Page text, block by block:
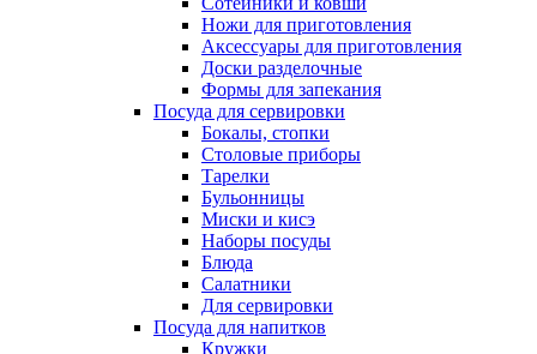
Ножи для приготовления
Аксессуары для приготовления
Доски разделочные
Формы для запекания
Посуда для сервировки
Бокалы, стопки
Столовые приборы
Тарелки
Бульонницы
Миски и кисэ
Наборы посуды
Блюда
Салатники
Для сервировки
Посуда для напитков
Кружки